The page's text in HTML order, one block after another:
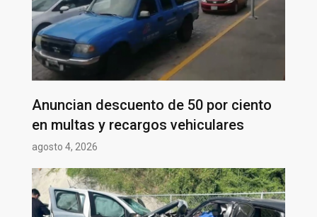
Anuncian descuento de 50 por ciento
en multas y recargos vehiculares
agosto 4, 2026